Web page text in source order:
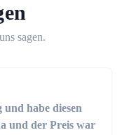
sagen.
habe diesen
und der Preis war